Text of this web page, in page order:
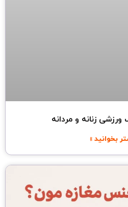
زنانه و مردانه
بخوانید »